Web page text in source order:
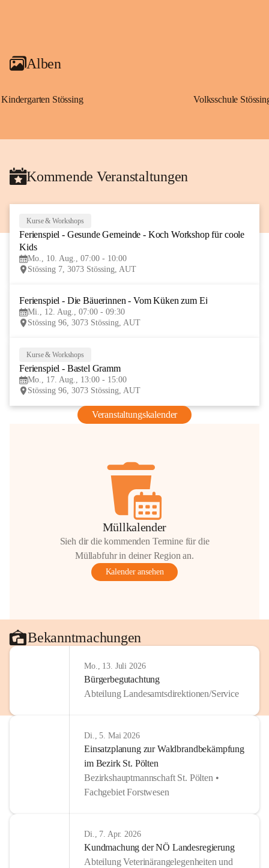
Alben
Kindergarten Stössing Volksschule
Kommende Veranstaltungen
AUG
Kurse & Workshops
Ferienspiel - Gesunde Gemeinde - Koch Workshop für coole
Kids
Mo., 10. Aug., 07:00 - 10:00
Stössing 7, 3073 Stössing, AUT
Ferienspiel - Die Bäuerinnen - Vom Küken zum Ei
Mi., 12. Aug., 07:00 - 09:30
Stössing 96, 3073 Stössing, AUT
Kurse & Workshops
Ferienspiel - Bastel Gramm
Mo., 17. Aug., 13:00 - 15:00
Stössing 96, 3073 Stössing, AUT
Veranstaltungskalender
Müllkalender
Sieh dir die kommenden Termine für die
Müllabfuhr in deiner Region an.
Kalender ansehen
Bekanntmachungen
Mo., 13. Juli 2026
Bürgerbegutachtung
Abteilung Landesamtsdirektionen/Service
Di., 5. Mai 2026
Einsatzplanung zur Waldbrandbekämpfung
im Bezirk St. Pölten
Bezirkshauptmannschaft St. Pölten •
Fachgebiet Forstwesen
Di., 7. Apr. 2026
Kundmachung der NÖ Landesregierung
Abteilung Veterinärangelegenheiten und